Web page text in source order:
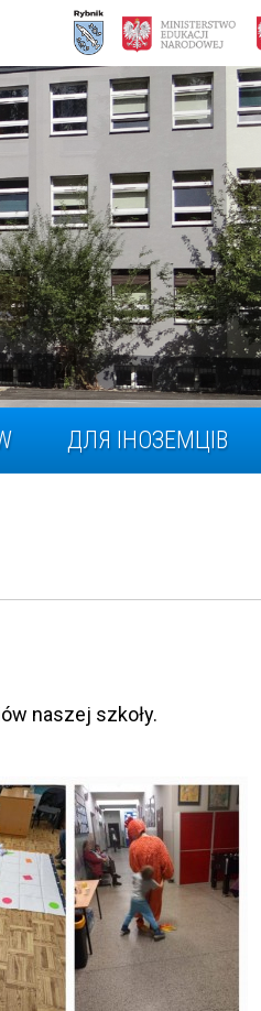
ДЛЯ ІНОЗЕМЦІВ
naszej szkoły.